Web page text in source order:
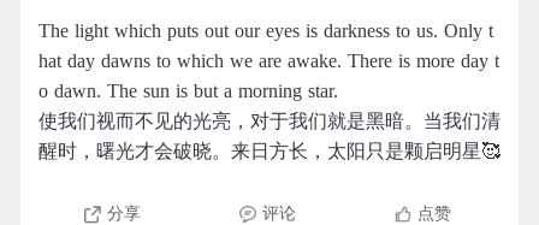
The light which puts out our eyes is darkness to us. Only t
hat day dawns to which we are awake. There is more day t
o dawn. The sun is but a morning star.
使我们视而不见的光亮，对于我们就是黑暗。当我们清
醒时，曙光才会破晓。来日方长，太阳只是颗启明星🥰
分享 评论 点赞